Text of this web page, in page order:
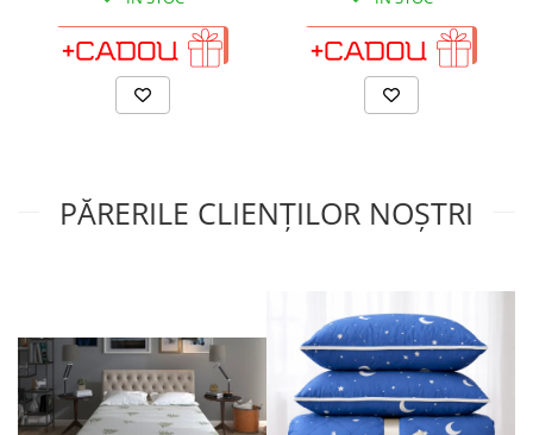
ADAUGA IN COS ADAUGA IN COS
PĂRERILE CLIENȚILOR NOȘTRI